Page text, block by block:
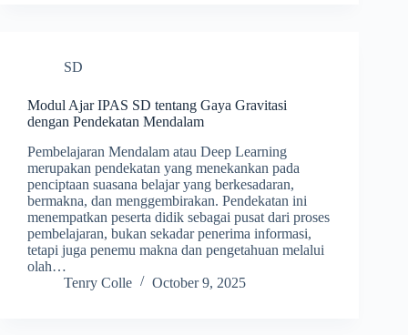
SD
Modul Ajar IPAS SD tentang Gaya Gravitasi
dengan Pendekatan Mendalam
Pembelajaran Mendalam atau Deep Learning
merupakan pendekatan yang menekankan pada
penciptaan suasana belajar yang berkesadaran,
bermakna, dan menggembirakan. Pendekatan ini
menempatkan peserta didik sebagai pusat dari proses
pembelajaran, bukan sekadar penerima informasi,
tetapi juga penemu makna dan pengetahuan melalui
olah…
Tenry Colle
October 9, 2025